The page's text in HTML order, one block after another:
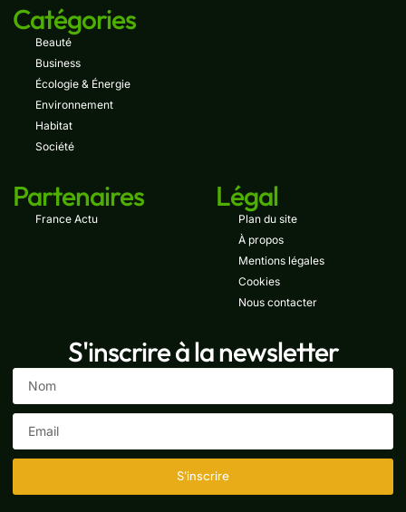
Catégories
Beauté
Business
Écologie & Énergie
Environnement
Habitat
Société
Partenaires
France Actu
Légal
Plan du site
À propos
Mentions légales
Cookies
Nous contacter
S'inscrire à la newsletter
S'inscrire